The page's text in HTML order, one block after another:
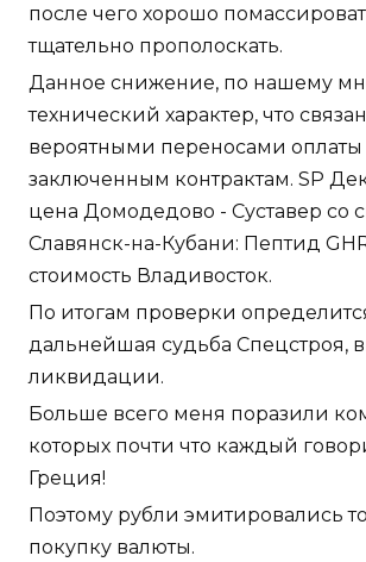
после чего хорошо
тщательно прополоскать.
Данное снижение, по нашему
технический характер, что
вероятными переносами оплаты
заключенным контрактам. SP
цена Домодедово - Суставер со
Славянск-на-Кубани: Пептид
стоимость Владивосток.
По итогам проверки
дальнейшая судьба Спецстроя,
ликвидации.
Больше всего меня поразили
которых почти что каждый
Греция!
Поэтому рубли эмитировались
покупку валюты.